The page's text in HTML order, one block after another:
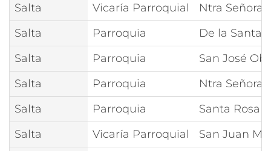
Salta
Vicaría Parroquial
Ntra Señora
Salta
Parroquia
De la Santa
Salta
Parroquia
San José
Salta
Parroquia
Ntra Señora
Salta
Parroquia
Santa Rosa
Salta
Vicaría Parroquial
San Juan